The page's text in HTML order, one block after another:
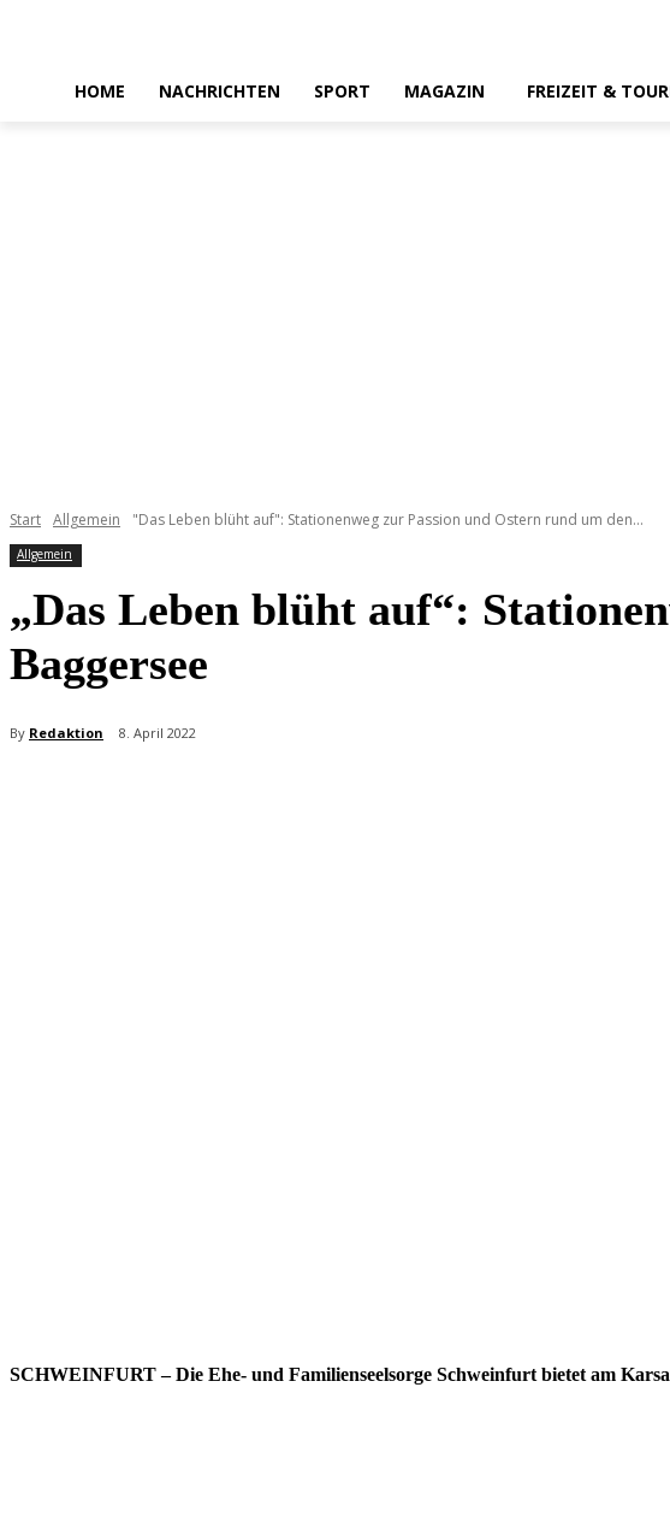
HOME NACHRICHTEN SPORT MAGAZIN FREIZEIT &
Start Allgemein "Das Leben blüht auf": Stationenweg zur Passion und Ostern rund um den...
Allgemein
„Das Leben blüht auf“:
Baggersee
By Redaktion 8. April 2022
SCHWEINFURT – Die Ehe- und Familienseelsorge Schweinfurt bietet am